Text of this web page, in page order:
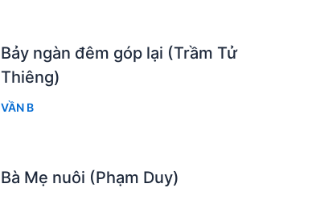
Bảy ngàn đêm góp lại (Trầm Tử
Thiêng)
VẦN B
Bà Mẹ nuôi (Phạm Duy)